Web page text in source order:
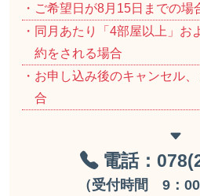
・ご希望日が8月15日までの場
・同月あたり「4部屋以上」お
約をされる場合
・お申し込み後のキャンセル
合
電話：
（受付時間 9：00